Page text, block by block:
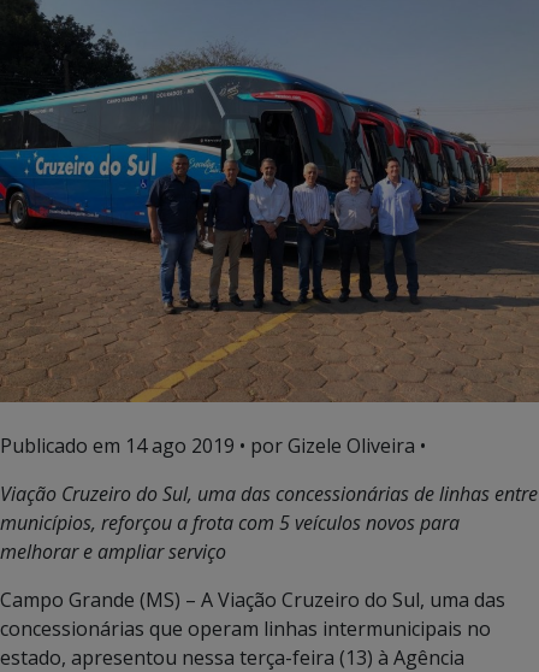
Publicado em 14 ago 2019 • por Gizele Oliveira •
Viação Cruzeiro do Sul, uma das concessionárias de linhas entre
municípios, reforçou a frota com 5 veículos novos para
melhorar e ampliar serviço
Campo Grande (MS) – A Viação Cruzeiro do Sul, uma das
concessionárias que operam linhas intermunicipais no
estado, apresentou nessa terça-feira (13) à Agência